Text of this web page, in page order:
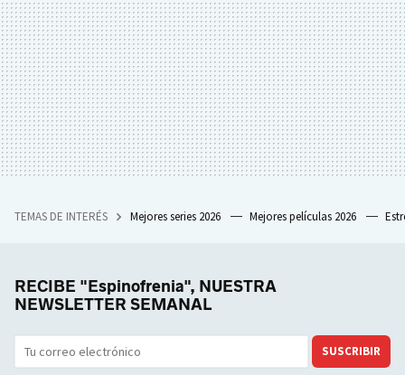
TEMAS DE INTERÉS Mejores series 2026 Mejores películas 2026
RECIBE "Espinofrenia", NUESTRA
NEWSLETTER SEMANAL
SUSCRIBIR